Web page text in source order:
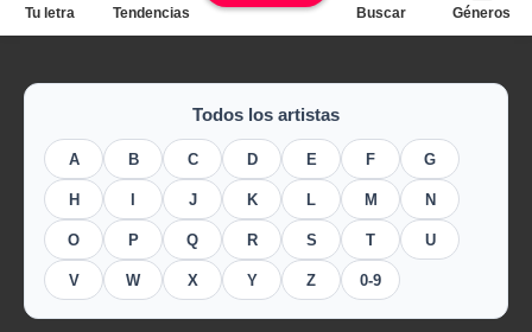
Todos los artistas
A B C D E F G
H J K L M N
O P Q R S T U
V W X Y Z 0-9
Tu letra Tendencias Buscar Géneros